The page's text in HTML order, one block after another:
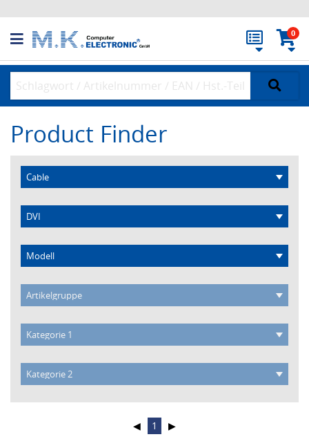
0
Product Finder
◀ 1 ▶